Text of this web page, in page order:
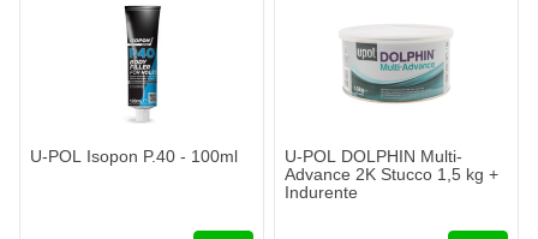
U-POL Isopon P.40 - 100ml
U-POL DOLPHIN Multi-
Advance 2K Stucco 1,5 kg +
Indurente